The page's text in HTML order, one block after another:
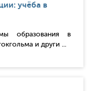
учёба в
образования в
и други ...